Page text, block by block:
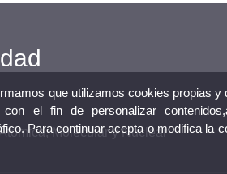
Molecular y Nuclear
que utilizamos cookies propias y
el fin de personalizar
Para continuar acepta o modifica la